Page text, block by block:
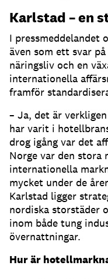
Karlstad – en
I pressmeddelandet
även som ett svar
näringsliv och en
internationella
framför
– Ja, det är
har varit i
drog igång var det
Norge var den stora
internationella
mycket under de
Karlstad ligger
nordiska storstäder
inom både tung
övernattningar.
Hur är